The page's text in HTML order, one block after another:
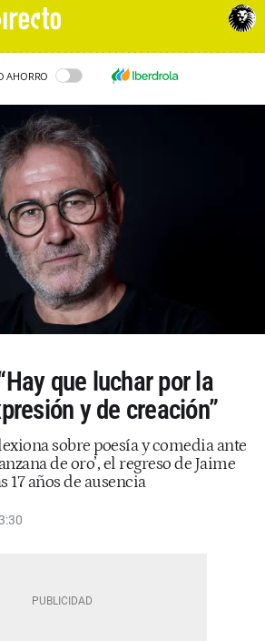
AHORRO
que luchar por la
y de creación”
sobre poesía y comedia ante
de oro’, el regreso de Jaime
17 años de ausencia